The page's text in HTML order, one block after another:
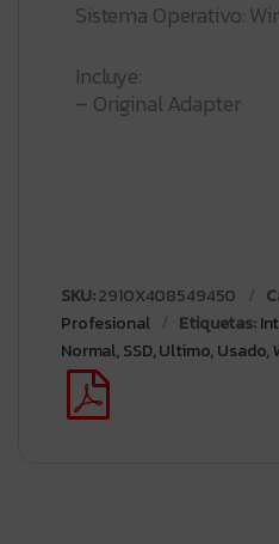
Sistema Operativo:
Incluye:
– Original Adapter
SKU:2910X408549450
Profesional
Etiquetas:
Normal,SSD,Ultimo,Usado,